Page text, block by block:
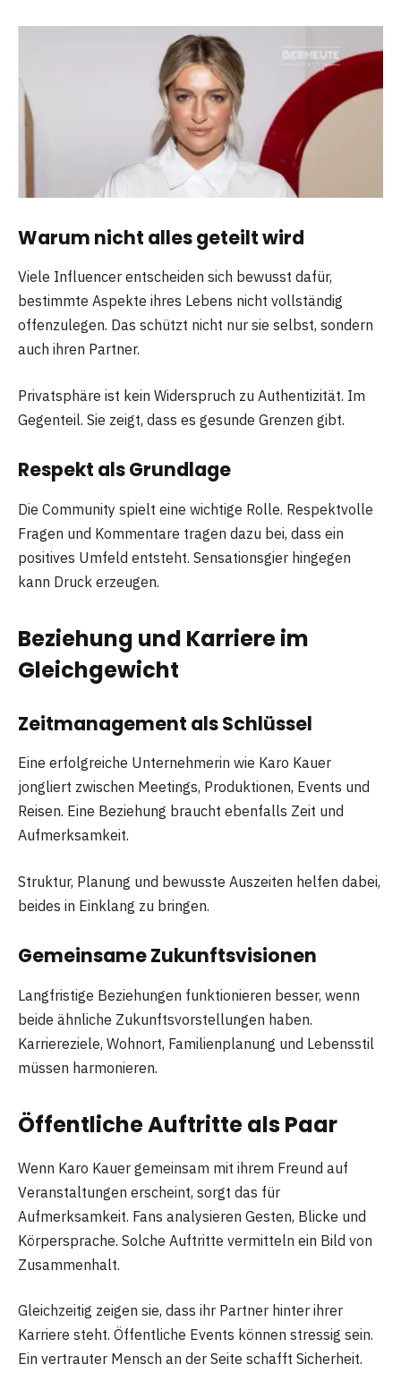
Warum nicht alles geteilt wird
Viele Influencer entscheiden sich bewusst dafür,
bestimmte Aspekte ihres Lebens nicht vollständig
offenzulegen. Das schützt nicht nur sie selbst, sondern
auch ihren Partner.
Privatsphäre ist kein Widerspruch zu Authentizität. Im
Gegenteil. Sie zeigt, dass es gesunde Grenzen gibt.
Respekt als Grundlage
Die Community spielt eine wichtige Rolle. Respektvolle
Fragen und Kommentare tragen dazu bei, dass ein
positives Umfeld entsteht. Sensationsgier hingegen
kann Druck erzeugen.
Beziehung und Karriere im
Gleichgewicht
Zeitmanagement als Schlüssel
Eine erfolgreiche Unternehmerin wie Karo Kauer
jongliert zwischen Meetings, Produktionen, Events und
Reisen. Eine Beziehung braucht ebenfalls Zeit und
Aufmerksamkeit.
Struktur, Planung und bewusste Auszeiten helfen dabei,
beides in Einklang zu bringen.
Gemeinsame Zukunftsvisionen
Langfristige Beziehungen funktionieren besser, wenn
beide ähnliche Zukunftsvorstellungen haben.
Karriereziele, Wohnort, Familienplanung und Lebensstil
müssen harmonieren.
Öffentliche Auftritte als Paar
Wenn Karo Kauer gemeinsam mit ihrem Freund auf
Veranstaltungen erscheint, sorgt das für
Aufmerksamkeit. Fans analysieren Gesten, Blicke und
Körpersprache. Solche Auftritte vermitteln ein Bild von
Zusammenhalt.
Gleichzeitig zeigen sie, dass ihr Partner hinter ihrer
Karriere steht. Öffentliche Events können stressig sein.
Ein vertrauter Mensch an der Seite schafft Sicherheit.